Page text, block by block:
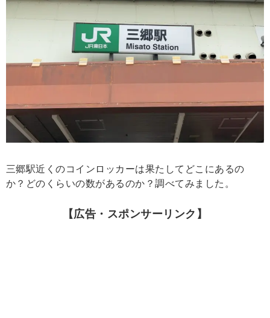
三郷駅近くのコインロッカーは果たしてどこにあるの
か？どのくらいの数があるのか？調べてみました。
【広告・スポンサーリンク】